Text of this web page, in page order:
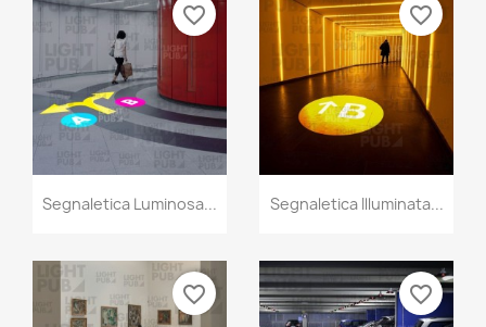
Segnaletica Luminosa...
favorite_border
Segnaletica Illuminata...
favorite_border
favorite_border favorite_border